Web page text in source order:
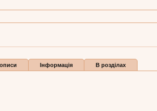
Інформація В розділах